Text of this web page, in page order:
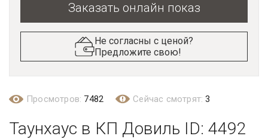
Заказать онлайн показ
Не согласны с ценой?
Предложите свою!
Просмотров: 7482 Сейчас смотрят:3
Таунхаус в КП Довиль ID: 4492